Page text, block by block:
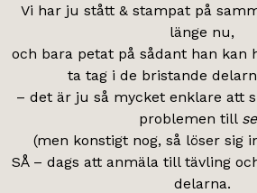
Vi har ju stått & stampat på
länge nu,
och bara petat på sådant han kan
ta tag i de bristande
– det är ju så mycket enklare att
problemen till
(men konstigt nog, så löser sig
SÅ – dags att anmäla till tävling
delarna.